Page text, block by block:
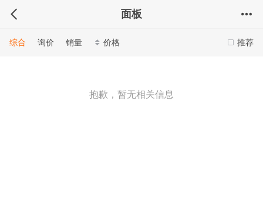
面板
推荐
综合 询价 销量 价格
抱歉，暂无相关信息